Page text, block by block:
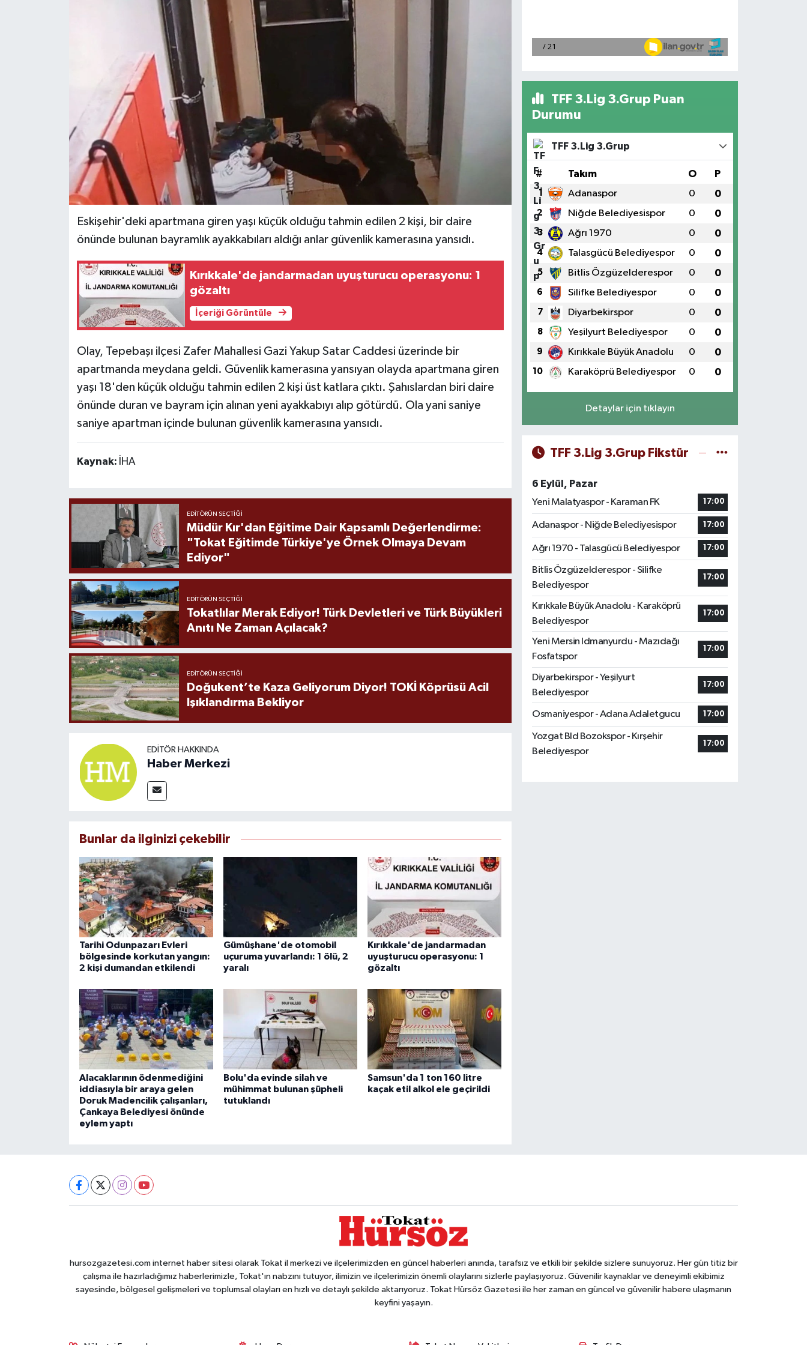
Eskişehir'deki apartmana giren yaşı küçük olduğu tahmin edilen 2 kişi, bir daire
önünde bulunan bayramlık ayakkabıları aldığı anlar güvenlik kamerasına yansıdı.
Kırıkkale'de jandarmadan uyuşturucu operasyonu: 1
gözaltı
İçeriği Görüntüle
Olay, Tepebaşı ilçesi Zafer Mahallesi Gazi Yakup Satar Caddesi üzerinde bir
apartmanda meydana geldi. Güvenlik kamerasına yansıyan olayda apartmana giren
yaşı 18'den küçük olduğu tahmin edilen 2 kişi üst katlara çıktı. Şahıslardan biri daire
önünde duran ve bayram için alınan yeni ayakkabıyı alıp götürdü. Ola yani saniye
saniye apartman içinde bulunan güvenlik kamerasına yansıdı.
Kaynak: İHA
EDITÖRÜN SEÇTIĞI
Müdür Kır'dan Eğitime Dair Kapsamlı Değerlendirme:
"Tokat Eğitimde Türkiye'ye Örnek Olmaya Devam
Ediyor"
EDITÖRÜN SEÇTIĞI
Tokatlılar Merak Ediyor! Türk Devletleri ve Türk Büyükleri
Anıtı Ne Zaman Açılacak?
EDITÖRÜN SEÇTIĞI
Doğukent’te Kaza Geliyorum Diyor! TOKİ Köprüsü Acil
Işıklandırma Bekliyor
EDITÖR HAKKINDA
Haber Merkezi
Bunlar da ilginizi çekebilir
Tarihi Odunpazarı Evleri
bölgesinde korkutan yangın:
2 kişi dumandan etkilendi
Gümüşhane'de otomobil
uçuruma yuvarlandı: 1 ölü, 2
yaralı
Kırıkkale'de jandarmadan
uyuşturucu operasyonu: 1
gözaltı
Alacaklarının ödenmediğini
iddiasıyla bir araya gelen
Doruk Madencilik çalışanları,
Çankaya Belediyesi önünde
eylem yaptı
Bolu'da evinde silah ve
mühimmat bulunan şüpheli
tutuklandı
Samsun'da 1 ton 160 litre
kaçak etil alkol ele geçirildi
TFF 3.Lig 3.Grup Puan
Durumu
TFF 3.Lig 3.Grup
# Takım O P
1 Adanaspor 0 0
2 Niğde Belediyesispor 0 0
3 Ağrı 1970 0 0
4 Talasgücü Belediyespor 0 0
5 Bitlis Özgüzelderespor 0 0
6 Silifke Belediyespor 0 0
7 Diyarbekirspor 0 0
8 Yeşilyurt Belediyespor 0 0
9 Kırıkkale Büyük Anadolu 0 0
10 Karaköprü Belediyespor 0 0
Detaylar için tıklayın
TFF 3.Lig 3.Grup Fikstür
6 Eylül, Pazar
Yeni Malatyaspor - Karaman FK
17:00
Adanaspor - Niğde Belediyesispor 17:00
Ağrı 1970 - Talasgücü Belediyespor 17:00
Bitlis Özgüzelderespor - Silifke
Belediyespor
17:00
Kırıkkale Büyük Anadolu - Karaköprü
Belediyespor
17:00
Yeni Mersin Idmanyurdu - Mazıdağı
Fosfatspor
17:00
Diyarbekirspor - Yeşilyurt
Belediyespor
17:00
Osmaniyespor - Adana Adaletgucu 17:00
Yozgat Bld Bozokspor - Kırşehir
Belediyespor
17:00
hursozgazetesi.com internet haber sitesi olarak Tokat il merkezi ve ilçelerimizden en güncel haberleri anında, tarafsız ve etkili bir şekilde sizlere sunuyoruz. Her gün titiz bir
çalışma ile hazırladığımız haberlerimizle, Tokat'ın nabzını tutuyor, ilimizin ve ilçelerimizin önemli olaylarını sizlerle paylaşıyoruz. Güvenilir kaynaklar ve deneyimli ekibimiz
sayesinde, bölgesel gelişmeleri ve toplumsal olayları en hızlı ve detaylı şekilde aktarıyoruz. Tokat Hürsöz Gazetesi ile her zaman en güncel ve güvenilir habere ulaşmanın
keyfini yaşayın.